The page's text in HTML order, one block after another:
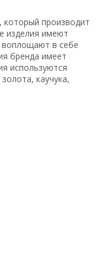
который производит
изделия имеют
воплощают в себе
бренда имеет
используются
каучука,